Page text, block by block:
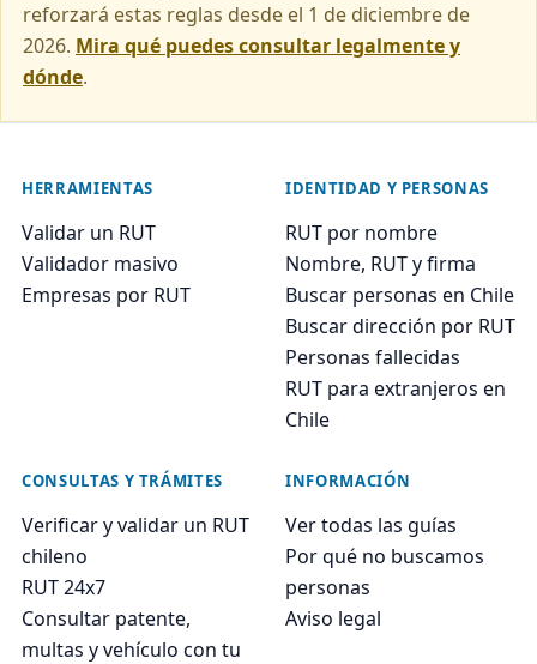
reforzará estas reglas desde el 1 de diciembre de
2026. Mira qué puedes consultar legalmente y
dónde.
HERRAMIENTAS
Validar un RUT
Validador masivo
Empresas por RUT
IDENTIDAD Y PERSONAS
RUT por nombre
Nombre, RUT y firma
Buscar personas en Chile
Buscar dirección por RUT
Personas fallecidas
RUT para extranjeros en
Chile
CONSULTAS Y TRÁMITES
Verificar y validar un RUT
chileno
RUT 24x7
Consultar patente,
multas y vehículo con tu
INFORMACIÓN
Ver todas las guías
Por qué no buscamos
personas
Aviso legal